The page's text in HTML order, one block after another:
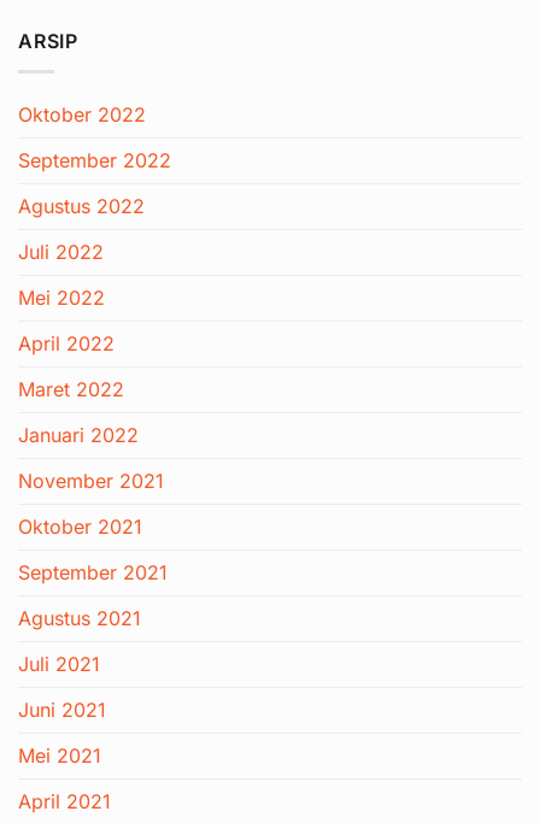
ARSIP
Oktober 2022
September 2022
Agustus 2022
Juli 2022
Mei 2022
April 2022
Maret 2022
Januari 2022
November 2021
Oktober 2021
September 2021
Agustus 2021
Juli 2021
Juni 2021
Mei 2021
April 2021